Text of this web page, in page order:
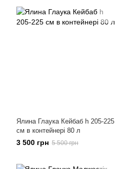
Ялина Глаука Кейбаб h 205-225
см в контейнері 80 л
3 500 грн 5 500 грн